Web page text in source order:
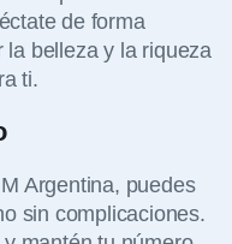
de forma
belleza y la riqueza
ti.
Argentina, puedes
sin complicaciones.